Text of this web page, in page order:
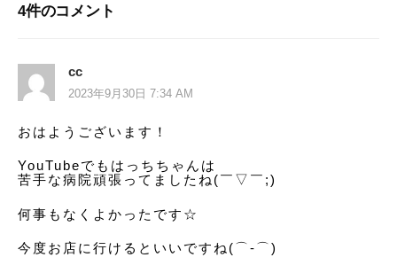
ゲ
シ
4件のコメント
cc
2023年9月30日 7:34 AM
おはようございます！
YouTubeでもはっちちゃんは
苦手な病院頑張ってましたね(￣▽￣;)
何事もなくよかったです☆
今度お店に行けるといいですね(⌒‐⌒)